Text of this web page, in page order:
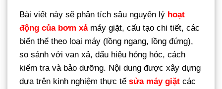
Bài viết này sẽ phân tích sâu nguyên lý hoạt
động của bơm xảmáy giặt, cấu tạo chi tiết, các
biến thể theo loại máy (lồng ngang, lồng đứng),
so sánh với van xả, dấu hiệu hỏng hóc, cách
kiểm tra và bảo dưỡng. Nội dung được xây dựng
dựa trên kinh nghiệm thực tế sửa máy giặt các